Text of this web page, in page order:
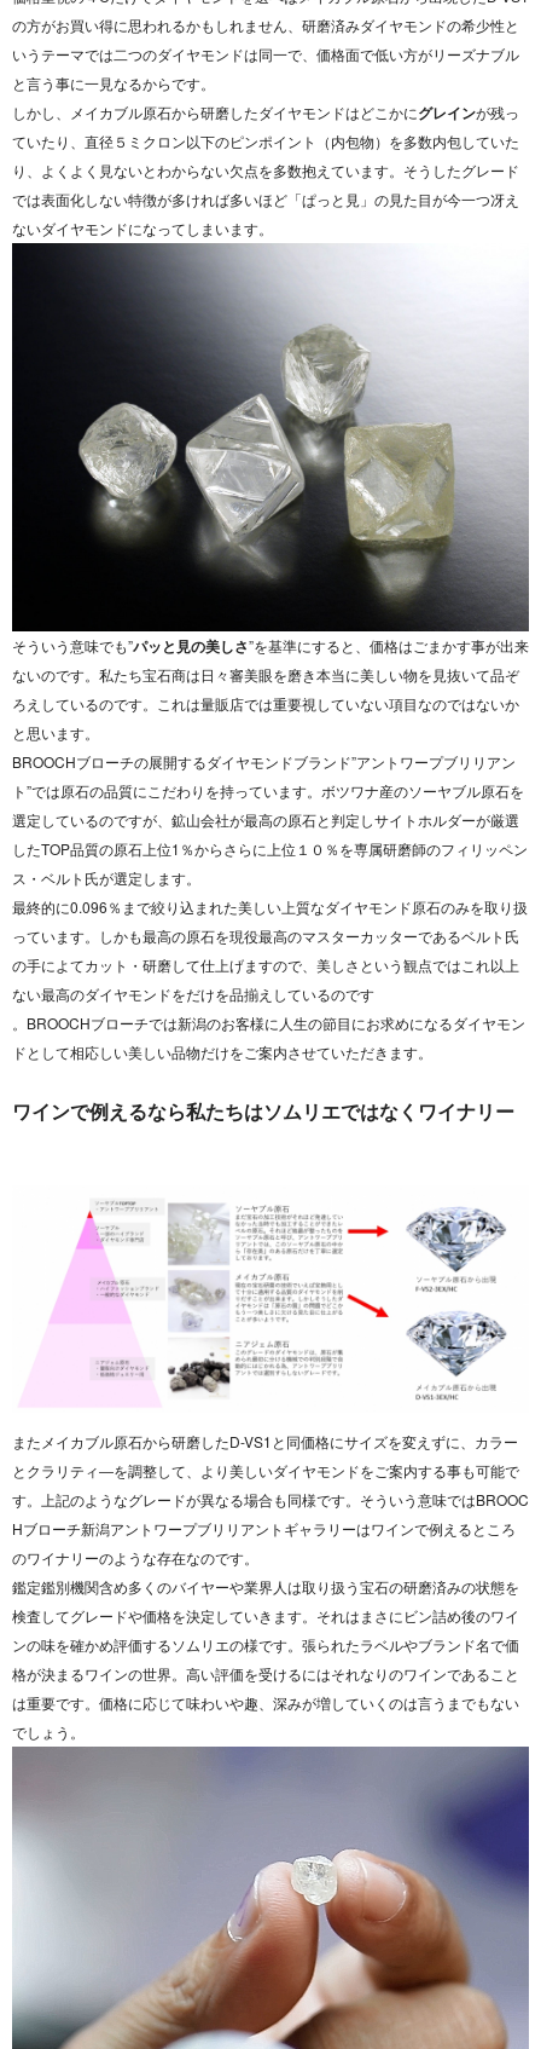
の方がお買い得に思われるかもしれません、研磨済みダイヤモンドの希少性と
いうテーマでは二つのダイヤモンドは同一で、価格面で低い方がリーズナブル
と言う事に一見なるからです。
しかし、メイカブル原石から研磨したダイヤモンドはどこかにグレインが残っ
ていたり、直径５ミクロン以下のピンポイント（内包物）を多数内包していた
り、よくよく見ないとわからない欠点を多数抱えています。そうしたグレード
では表面化しない特徴が多ければ多いほど「ぱっと見」の見た目が今一つ冴え
ないダイヤモンドになってしまいます。
そういう意味でも”パッと見の美しさ”を基準にすると、価格はごまかす事が出来
ないのです。私たち宝石商は日々審美眼を磨き本当に美しい物を見抜いて品ぞ
ろえしているのです。これは量販店では重要視していない項目なのではないか
と思います。
BROOCHブローチの展開するダイヤモンドブランド”アントワープブリリアン
ト”では原石の品質にこだわりを持っています。ボツワナ産のソーヤブル原石を
選定しているのですが、鉱山会社が最高の原石と判定しサイトホルダーが厳選
したTOP品質の原石上位1％からさらに上位１０％を専属研磨師のフィリッペン
ス・ベルト氏が選定します。
最終的に0.096％まで絞り込まれた美しい上質なダイヤモンド原石のみを取り扱
っています。しかも最高の原石を現役最高のマスターカッターであるベルト氏
の手によてカット・研磨して仕上げますので、美しさという観点ではこれ以上
ない最高のダイヤモンドをだけを品揃えしているのです
。BROOCHブローチでは新潟のお客様に人生の節目にお求めになるダイヤモン
ドとして相応しい美しい品物だけをご案内させていただきます。
ワインで例えるなら私たちはソムリエではなくワイナリー
またメイカブル原石から研磨したD-VS1と同価格にサイズを変えずに、カラー
とクラリティ―を調整して、より美しいダイヤモンドをご案内する事も可能で
す。上記のようなグレードが異なる場合も同様です。そういう意味ではBROOC
Hブローチ新潟アントワープブリリアントギャラリーはワインで例えるところ
のワイナリーのような存在なのです。
鑑定鑑別機関含め多くのバイヤーや業界人は取り扱う宝石の研磨済みの状態を
検査してグレードや価格を決定していきます。それはまさにビン詰め後のワイ
ンの味を確かめ評価するソムリエの様です。張られたラベルやブランド名で価
格が決まるワインの世界。高い評価を受けるにはそれなりのワインであること
は重要です。価格に応じて味わいや趣、深みが増していくのは言うまでもない
でしょう。